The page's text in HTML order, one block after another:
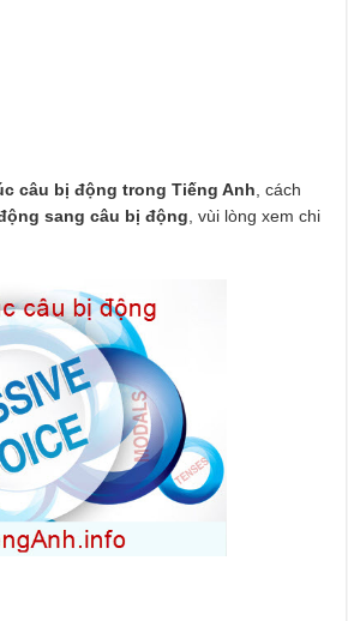
câu bị động trong Tiếng Anh , cách
sang câu bị động , vùi lòng xem chi